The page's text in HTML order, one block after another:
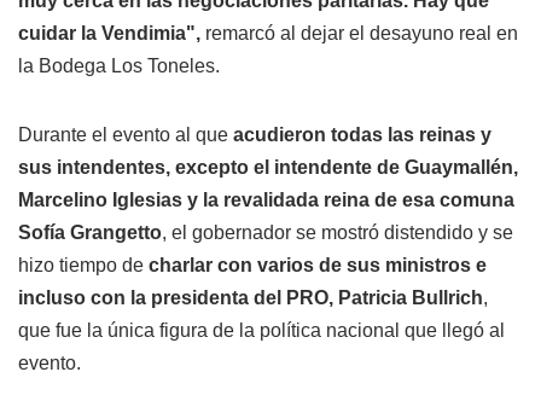
cuidar la Vendimia", remarcó al dejar el desayuno real en
la Bodega Los Toneles.
Durante el evento al que acudieron todas las reinas y
sus intendentes, excepto el intendente de Guaymallén,
Marcelino Iglesias y la revalidada reina de esa comuna
Sofía Grangetto, el gobernador se mostró distendido y se
hizo tiempo de charlar con varios de sus ministros e
incluso con la presidenta del PRO, Patricia Bullrich,
que fue la única figura de la política nacional que llegó al
evento.